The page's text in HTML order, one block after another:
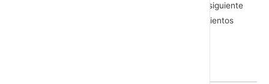
tener una base sólida sobre las emociones. Haz el siguiente
test para poder comprobar cuáles son tus conocimientos